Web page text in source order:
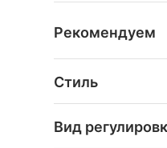
Рекомендуем
Стиль
Вид